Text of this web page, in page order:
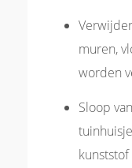
muren,
worden
Sloop